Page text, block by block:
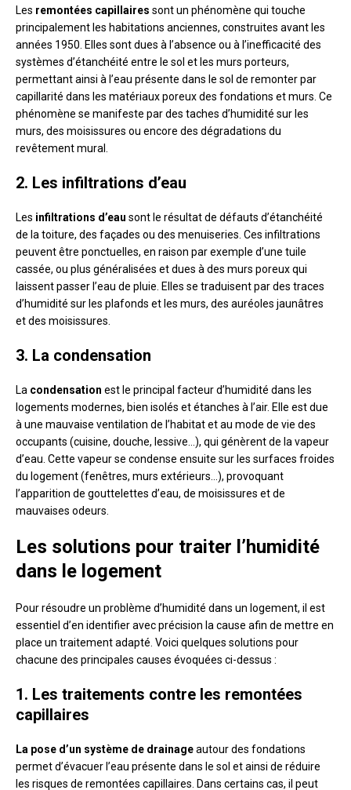
Les remontées capillaires sont un phénomène qui touche
principalement les habitations anciennes, construites avant les
années 1950. Elles sont dues à l’absence ou à l’inefficacité des
systèmes d’étanchéité entre le sol et les murs porteurs,
permettant ainsi à l’eau présente dans le sol de remonter par
capillarité dans les matériaux poreux des fondations et murs. Ce
phénomène se manifeste par des taches d’humidité sur les
murs, des moisissures ou encore des dégradations du
revêtement mural.
2. Les infiltrations d’eau
Les infiltrations d’eau sont le résultat de défauts d’étanchéité
de la toiture, des façades ou des menuiseries. Ces infiltrations
peuvent être ponctuelles, en raison par exemple d’une tuile
cassée, ou plus généralisées et dues à des murs poreux qui
laissent passer l’eau de pluie. Elles se traduisent par des traces
d’humidité sur les plafonds et les murs, des auréoles jaunâtres
et des moisissures.
3. La condensation
La condensation est le principal facteur d’humidité dans les
logements modernes, bien isolés et étanches à l’air. Elle est due
à une mauvaise ventilation de l’habitat et au mode de vie des
occupants (cuisine, douche, lessive…), qui génèrent de la vapeur
d’eau. Cette vapeur se condense ensuite sur les surfaces froides
du logement (fenêtres, murs extérieurs…), provoquant
l’apparition de gouttelettes d’eau, de moisissures et de
mauvaises odeurs.
Les solutions pour traiter l’humidité
dans le logement
Pour résoudre un problème d’humidité dans un logement, il est
essentiel d’en identifier avec précision la cause afin de mettre en
place un traitement adapté. Voici quelques solutions pour
chacune des principales causes évoquées ci-dessus :
1. Les traitements contre les remontées
capillaires
La pose d’un système de drainageautour des fondations
permet d’évacuer l’eau présente dans le sol et ainsi de réduire
les risques de remontées capillaires. Dans certains cas, il peut